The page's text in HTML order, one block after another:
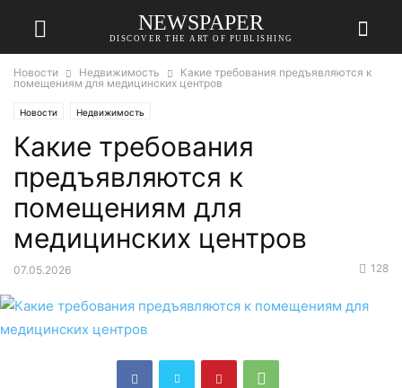
NEWSPAPER
DISCOVER THE ART OF PUBLISHING
Новости Недвижимость
Какие требования предъявляются к
помещениям для медицинских центров
Новости Недвижимость
Какие требования
предъявляются к
помещениям для
медицинских центров
07.05.2026 128